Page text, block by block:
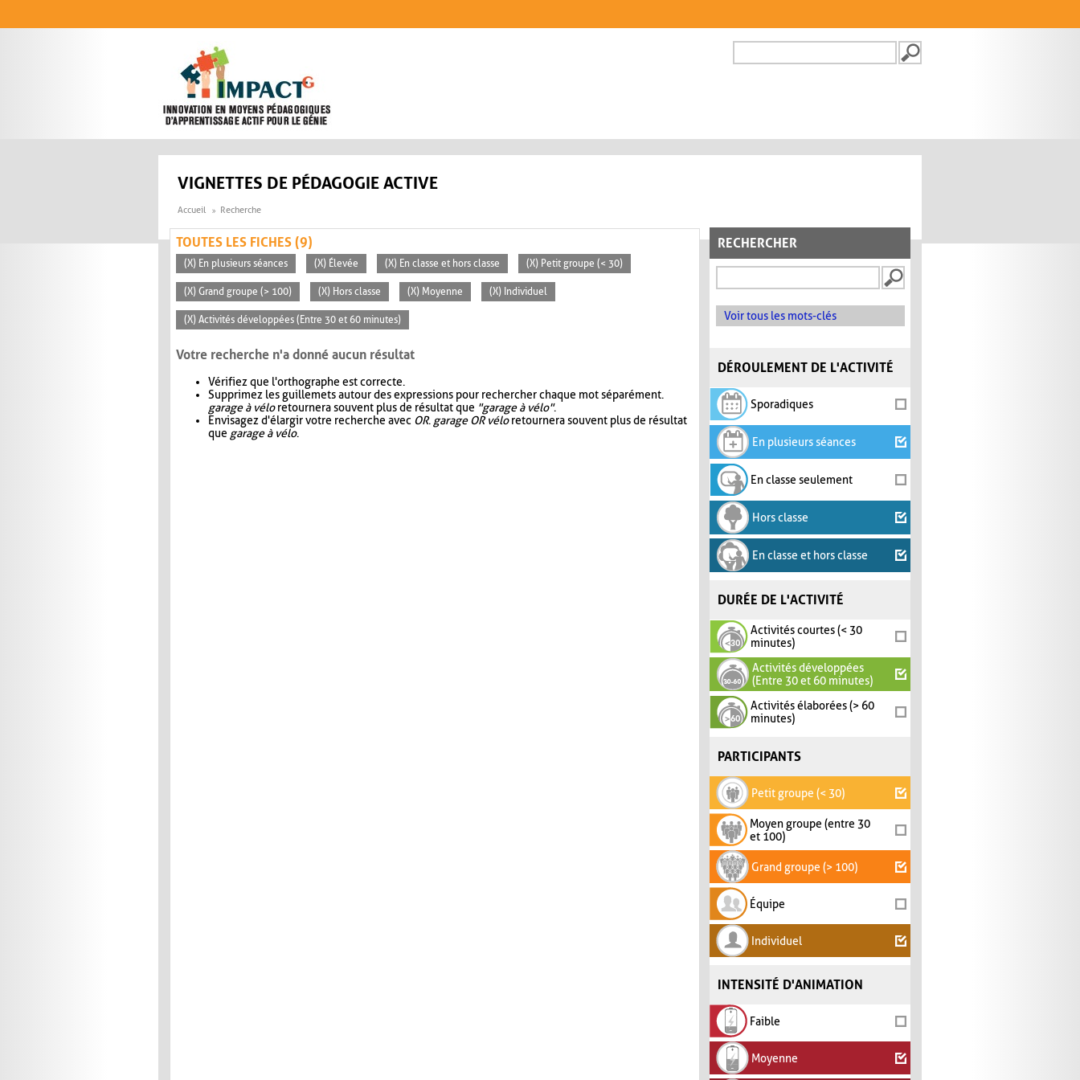
FORMULAIRE DE
VIGNETTES DE PÉDAGOGIE ACTIVE
Accueil Recherche
RECHERCHER
Voir tous les mots-clés
DÉROULEMENT DE L'ACTIVITÉ
Sporadiques
En plusieurs séances
En classe seulement
Hors classe
En classe et hors classe
DURÉE DE L'ACTIVITÉ
Activités courtes (< 30
minutes)
Activités développées
(Entre 30 et 60 minutes)
Activités élaborées (> 60
minutes)
PARTICIPANTS
Petit groupe (< 30)
Moyen groupe (entre 30
et 100)
Grand groupe (> 100)
Équipe
Individuel
INTENSITÉ D'ANIMATION
Faible
Moyenne
TOUTES LES FICHES (9)
(X) En plusieurs séances (X) Élevée (X) En classe et hors classe (X) Petit groupe (< 30)
(X) Grand groupe (> 100) (X) Hors classe (X) Moyenne (X) Individuel
(X) Activités développées (Entre 30 et 60 minutes)
Votre recherche n'a donné aucun résultat
Vérifiez que l'orthographe est correcte.
Supprimez les guillemets autour des expressions pour rechercher chaque mot séparément.
garage à véloretournera souvent plus de résultat que "garage à vélo".
Envisagez d'élargir votre recherche avec OR. garage OR véloretournera souvent plus de résultat
que garage à vélo.